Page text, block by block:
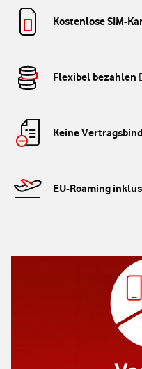
Kostenlose SIM-
Flexibel bezahlen
Keine
EU-Roaming